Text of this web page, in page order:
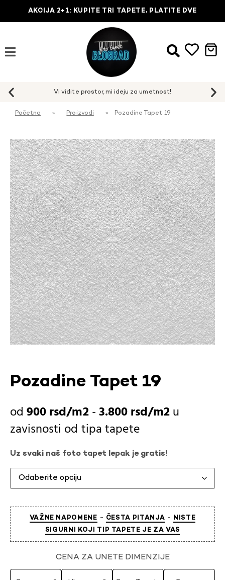
AKCIJA 2+1: KUPITE TRI TAPETE, PLATITE DVE
Početna » Proizvodi » Pozadine Tapet 19
Pozadine Tapet 19
900rsd -3.800rsd
u
zavisnosti od tipa tapete
Uz svaki naš foto tapet lepak je gratis!
VAŽNE NAPOMENE - ČESTA PITANJA - NISTE
SIGURNI KOJI TIP TAPETE JE ZA VAS
CENA ZA UNETE DIMENZIJE